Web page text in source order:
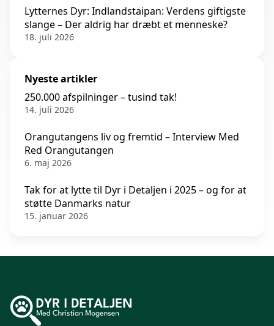
Lytternes Dyr: Indlandstaipan: Verdens giftigste
slange – Der aldrig har dræbt et menneske?
18. juli 2026
Nyeste artikler
250.000 afspilninger – tusind tak!
14. juli 2026
Orangutangens liv og fremtid – Interview Med
Red Orangutangen
6. maj 2026
Tak for at lytte til Dyr i Detaljen i 2025 – og for at
støtte Danmarks natur
15. januar 2026